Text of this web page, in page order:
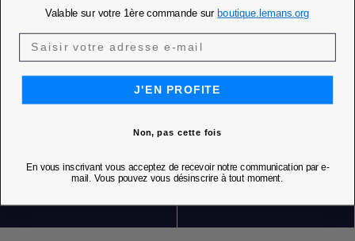
NOS BOUTIQUES
Valable sur votre 1ère commande sur boutique.lemans.org
J'EN PROFITE
Non, pas cette fois
En vous inscrivant vous acceptez de recevoir notre communication par e-
mail. Vous pouvez vous désinscrire à tout moment.